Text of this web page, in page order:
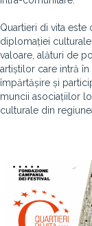
Quartieri di vita
diplomației
valoare, alături de
artiștilor care intră
împărtășire și
muncii asociațiilor
culturale din